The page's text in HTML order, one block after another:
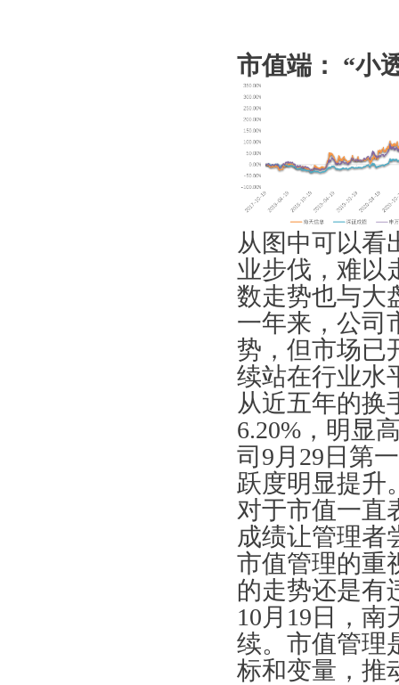
市值端： “小
从图中可以看
业步伐，难以
数走势也与大
一年来，公司
势，但市场已
续站在行业水
从近五年的换
6.20%，明显
司9月29日第
跃度明显提升
对于市值一直
成绩让管理者
市值管理的重
的走势还是有
10月19日，
续。市值管理
标和变量，推